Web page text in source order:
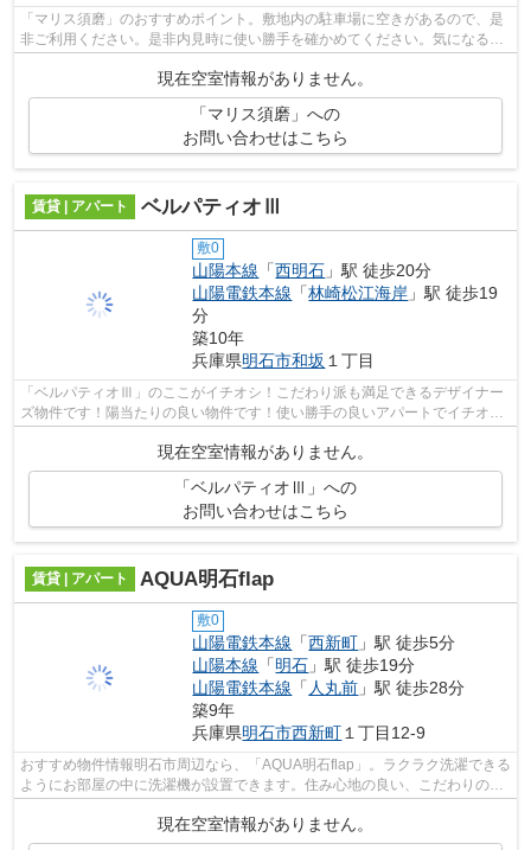
「マリス須磨」のおすすめポイント。敷地内の駐車場に空きがあるので、是
非ご利用ください。是非内見時に使い勝手を確かめてください。気になる賃
現在空室情報がありません。
「マリス須磨」への
お問い合わせはこちら
賃貸 | アパート ベルパティオⅢ
敷0
山陽本線 「西明石 」駅 徒歩20分
山陽電鉄本線 「林崎松江海岸 」駅 徒歩19
分
築10年
兵庫県明石市和坂 １丁目
「ベルパティオⅢ」のここがイチオシ！こだわり派も満足できるデザイナー
ズ物件です！陽当たりの良い物件です！使い勝手の良いアパートでイチオシ
の物件です！abc@nishiakashi-chintai....
現在空室情報がありません。
「ベルパティオⅢ」への
お問い合わせはこちら
賃貸 | アパート AQUA明石flap
敷0
山陽電鉄本線 「西新町 」駅 徒歩5分
山陽本線 「明石 」駅 徒歩19分
山陽電鉄本線 「 人丸前 」駅 徒歩28分
築9年
兵庫県明石市西新町１丁目12-9
おすすめ物件情報明石市周辺なら、「AQUA明石flap」。ラクラク洗濯できる
ようにお部屋の中に洗濯機が設置できます。住み心地の良い、こだわりの木
現在空室情報がありません。